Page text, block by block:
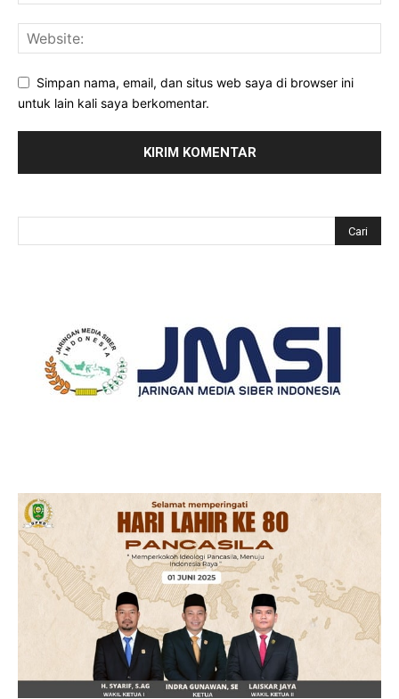
Simpan nama, email, dan situs web saya di browser ini
untuk lain kali saya berkomentar.